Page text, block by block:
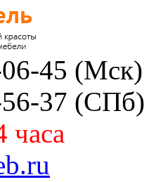
45 (Мск)
37 (СПб)
часа